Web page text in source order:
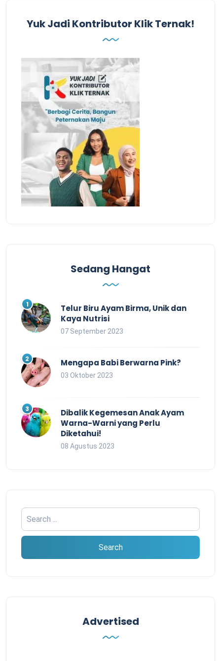
Yuk Jadi Kontributor Klik Ternak!
Sedang Hangat
Telur Biru Ayam Birma, Unik dan
Kaya Nutrisi
07 September 2023
Mengapa Babi Berwarna Pink?
03 Oktober 2023
Dibalik Kegemesan Anak Ayam
Warna-Warni yang Perlu
Diketahui!
08 Agustus 2023
Advertised